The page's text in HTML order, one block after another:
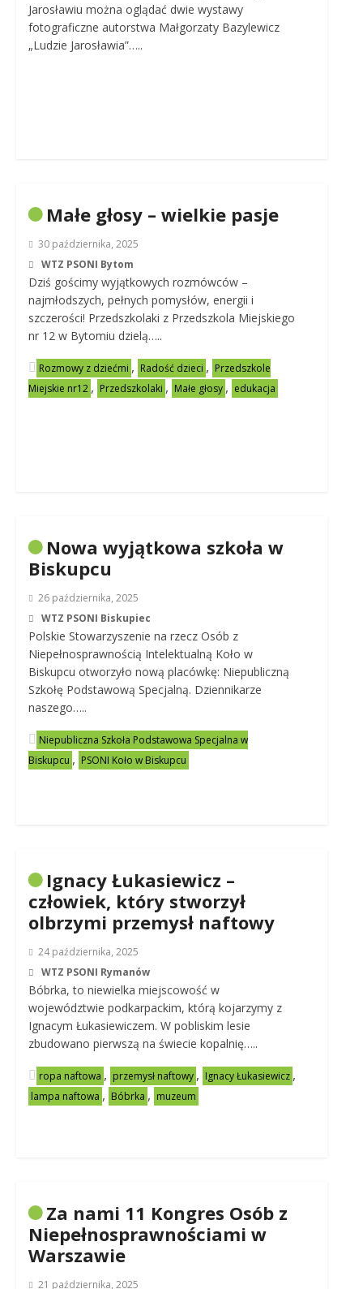
Jarosławiu można oglądać dwie wystawy
fotograficzne autorstwa Małgorzaty Bazylewicz
„Ludzie Jarosławia”…..
Małe głosy – wielkie pasje
30 października, 2025
WTZ PSONI Bytom
Dziś gościmy wyjątkowych rozmówców –
najmłodszych, pełnych pomysłów, energii i
szczerości! Przedszkolaki z Przedszkola Miejskiego
nr 12 w Bytomiu dzielą…..
Rozmowy z dziećmi , Radość dzieci , Przedszkole
Miejskie nr12 , Przedszkolaki , Małe głosy , edukacja
Nowa wyjątkowa szkoła w
Biskupcu
26 października, 2025
WTZ PSONI Biskupiec
Polskie Stowarzyszenie na rzecz Osób z
Niepełnosprawnością Intelektualną Koło w
Biskupcu otworzyło nową placówkę: Niepubliczną
Szkołę Podstawową Specjalną. Dziennikarze
naszego…..
Niepubliczna Szkoła Podstawowa Specjalna w
Biskupcu , PSONI Koło w Biskupcu
Ignacy Łukasiewicz –
człowiek, który stworzył
olbrzymi przemysł naftowy
24 października, 2025
WTZ PSONI Rymanów
Bóbrka, to niewielka miejscowość w
województwie podkarpackim, którą kojarzymy z
Ignacym Łukasiewiczem. W pobliskim lesie
zbudowano pierwszą na świecie kopalnię…..
ropa naftowa , przemysł naftowy , Ignacy Łukasiewicz ,
lampa naftowa , Bóbrka , muzeum
Za nami 11 Kongres Osób z
Niepełnosprawnościami w
Warszawie
21 października, 2025